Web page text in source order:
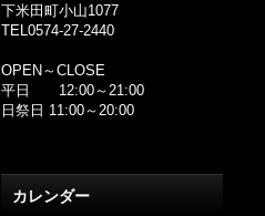
下米田町小山1077
TEL0574-27-2440
OPEN～CLOSE
平日 12:00～21:00
日祭日 11:00～20:00
カレンダー